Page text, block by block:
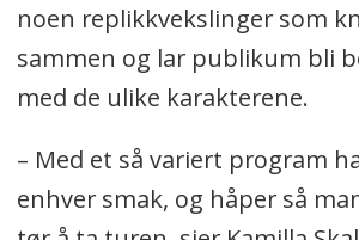
noen replikkvekslinger som
sammen og lar publikum bli
med de ulike karakterene.
– Med et så variert program
enhver smak, og håper så